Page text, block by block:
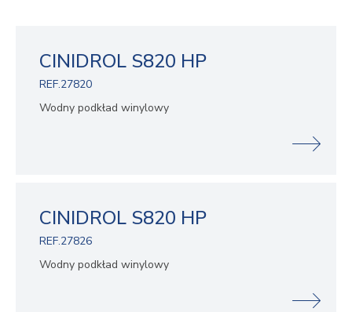
CINIDROL S820 HP
REF.27820
Wodny podkład winylowy
CINIDROL S820 HP
REF.27826
Wodny podkład winylowy